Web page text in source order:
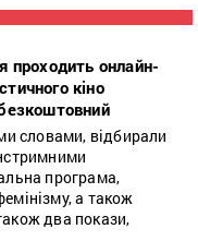
проходить онлайн-
кіно
словами, відбирали
програма,
а також
два покази,